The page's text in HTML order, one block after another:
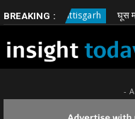
BREAKING :
Chhattisgarh घूस मांगने
-